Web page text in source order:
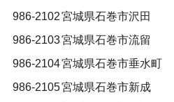
986-2102宮城県石巻市沢田
986-2103宮城県石巻市流留
986-2104宮城県石巻市垂水町
986-2105宮城県石巻市新成